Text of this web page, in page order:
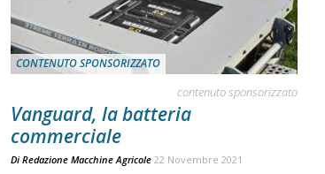
CONTENUTO SPONSORIZZATO
contenuto sponsorizzato
Vanguard, la batteria
commerciale
Di Redazione Macchine Agricole 22 Novembre 2021